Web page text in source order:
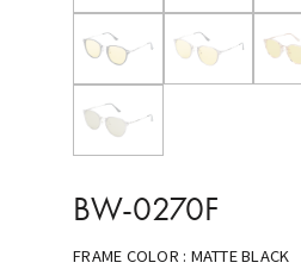
BW-0270F
FRAME COLOR : MATTE BLACK